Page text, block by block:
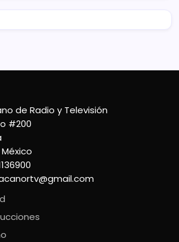
de Radio y Televisión
#200